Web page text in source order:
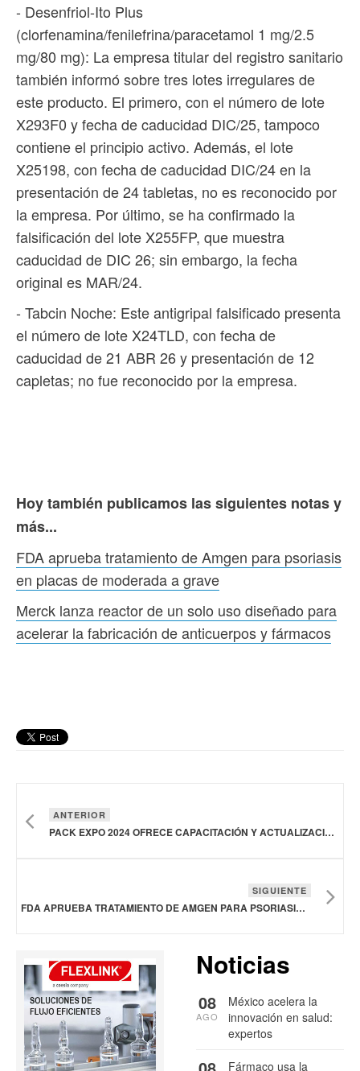
- Desenfriol-Ito Plus
(clorfenamina/fenilefrina/paracetamol 1 mg/2.5
mg/80 mg): La empresa titular del registro sanitario
también informó sobre tres lotes irregulares de
este producto. El primero, con el número de lote
X293F0 y fecha de caducidad DIC/25, tampoco
contiene el principio activo. Además, el lote
X25198, con fecha de caducidad DIC/24 en la
presentación de 24 tabletas, no es reconocido por
la empresa. Por último, se ha confirmado la
falsificación del lote X255FP, que muestra
caducidad de DIC 26; sin embargo, la fecha
original es MAR/24.
- Tabcin Noche: Este antigripal falsificado presenta
el número de lote X24TLD, con fecha de
caducidad de 21 ABR 26 y presentación de 12
capletas; no fue reconocido por la empresa.
Hoy también publicamos las siguientes notas y
más...
FDA aprueba tratamiento de Amgen para psoriasis
en placas de moderada a grave
Merck lanza reactor de un solo uso diseñado para
acelerar la fabricación de anticuerpos y fármacos
ANTERIOR
PACK EXPO 2024 OFRECE CAPACITACIÓN Y ACTUALIZACIÓN DE VANGUARDIA
SIGUIENTE
FDA APRUEBA TRATAMIENTO DE AMGEN PARA PSORIASIS EN PLACAS DE MODERADA A GRAVE
Noticias
México acelera la
innovación en salud:
expertos
08
AGO
Fármaco usa la